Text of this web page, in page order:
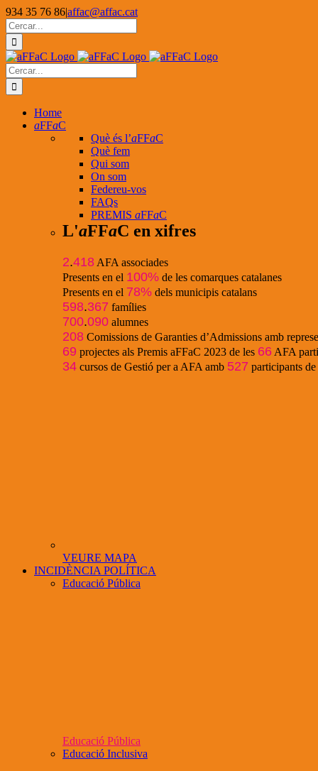
Skip
to
content
934 35 76 86|affac@affac.cat
Facebook
X
YouTube
Cerca
…
Cerca
…
Home
aFFaC
Què és l’aFFaC
Què fem
Qui som
On som
Federeu-vos
FAQs
PREMIS aFFaC
L'aFFaC en xifres
2.418 AFA associades
Presents en el 100% de les comarques catalanes
Presents en el 78% dels municipis catalans
598.367 famílies
700.090 alumnes
208 Comissions de Garanties d’Admissions amb
69 projectes als Premis aFFaC 2023 de les 66 AFA
34 cursos de Gestió per a AFA amb 527 participants de
VEURE MAPA
INCIDÈNCIA POLÍTICA
Educació Pública
Educació Pública
Educació Inclusiva